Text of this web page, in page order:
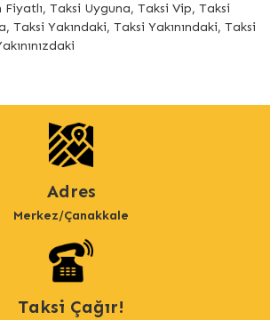
Taksi Uyguna, Taksi Vip, Taksi
Taksi Yakındaki, Taksi Yakınındaki, Taksi
Adres
Merkez/Çanakkale
Taksi Çağır!